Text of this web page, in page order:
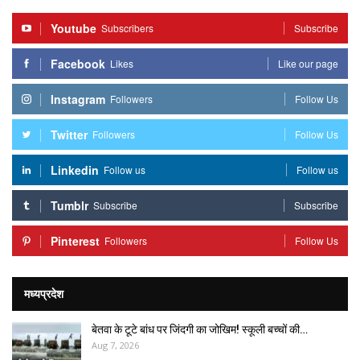
Youtube Subscribers Subscribe
Facebook Likes Like our page
Instagram Followers Follow Us
Twitter Followers Follow Us
Linkedin Follow us Follow us
Tumblr Subscribe Subscribe
Pinterest Followers Follow Us
मध्यप्रदेश
बेतवा के टूटे बांध पर जिंदगी का जोखिम! स्कूली बच्चों की…
Aug 7, 2026